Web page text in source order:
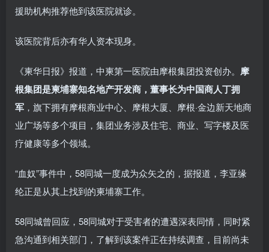
援助机构推荐他到该医院就诊。
该医院背后亦有华人资本现身。
《柬华日报》报道，中柬第一医院由摩根集团投资创办。 摩
根集团是柬埔寨知名地产开发商，董事长为中国商人丁拥
军 ，旗下拥有摩根商业中心、摩根大厦、摩根·金边新天地商
业广场等多个项目，集团业务涉及住宅、商业、写字楼及医
疗健康等多个领域。
“血奴”事件中，58同城一度成为众矢之的，据报道，李亚缘
纶正是从其上找到的柬埔寨工作。
58同城曾回应，58同城对于受害者的遭遇深表同情，同时紧
急沟通到相关部门，了解到该案件正在持续调查，目前尚未